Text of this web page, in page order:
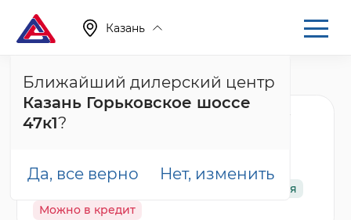
Казань
Ближайший дилерский центр
Казань Горьковское шоссе
47к1?
Да, все верно Нет, изменить
Главная Каталог Новые автомобили Tiggo 9, I
Chery Tiggo 9 Ультра /
Гарантия
Можно в кредит